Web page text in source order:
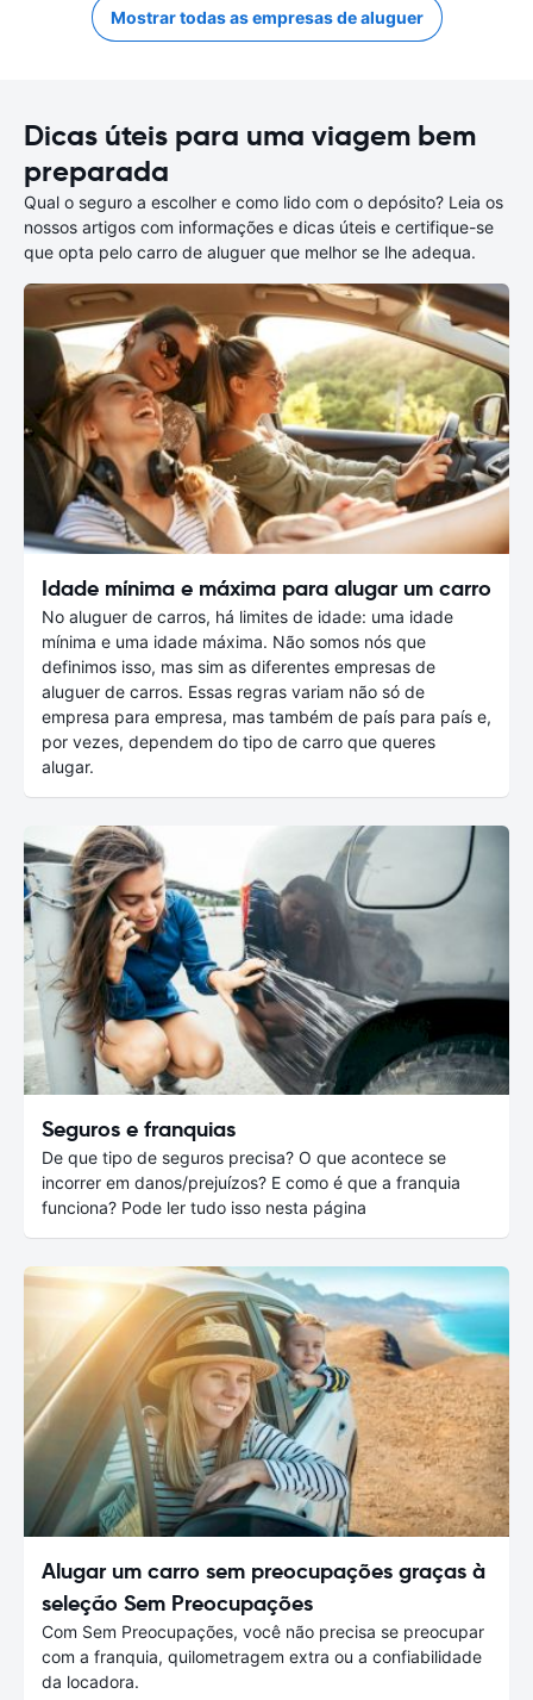
Mostrar todas as empresas de aluguer
Dicas úteis para uma viagem bem
preparada
Qual o seguro a escolher e como lido com o depósito? Leia os
nossos artigos com informações e dicas úteis e certifique-se
que opta pelo carro de aluguer que melhor se lhe adequa.
Idade mínima e máxima para alugar um carro
No aluguer de carros, há limites de idade: uma idade
mínima e uma idade máxima. Não somos nós que
definimos isso, mas sim as diferentes empresas de
aluguer de carros. Essas regras variam não só de
empresa para empresa, mas também de país para país e,
por vezes, dependem do tipo de carro que queres
alugar.
Seguros e franquias
De que tipo de seguros precisa? O que acontece se
incorrer em danos/prejuízos? E como é que a franquia
funciona? Pode ler tudo isso nesta página
Alugar um carro sem preocupações graças à
seleção Sem Preocupações
Com Sem Preocupações, você não precisa se preocupar
com a franquia, quilometragem extra ou a confiabilidade
da locadora.